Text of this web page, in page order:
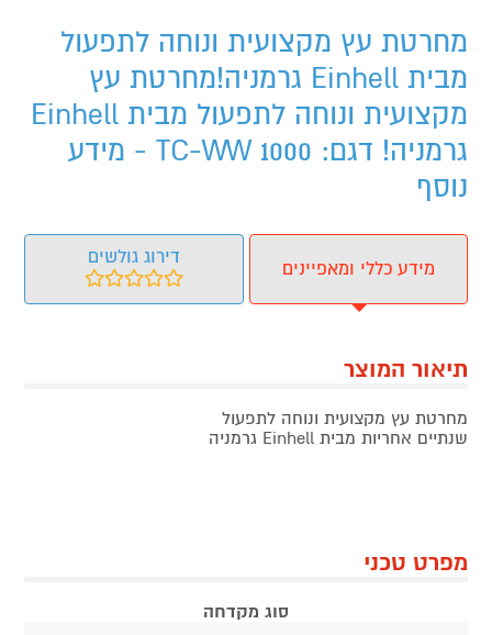
מחרטת עץ מקצועית ונוחה לתפעול
מבית Einhell גרמניה!מחרטת עץ
מקצועית ונוחה לתפעול מבית Einhell
גרמניה! דגם: TC-WW 1000 - מידע
נוסף
מידע כללי ומאפיינים
דירוג גולשים
תיאור המוצר
מחרטת עץ מקצועית ונוחה לתפעול
שנתיים אחריות מבית Einhell גרמניה
מפרט טכני
סוג מקדחה